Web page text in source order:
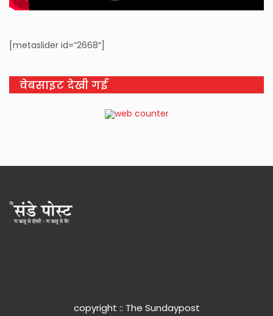
[metaslider id=”2668″]
वेबसाइट देखी गई
copyright :: The Sundaypost